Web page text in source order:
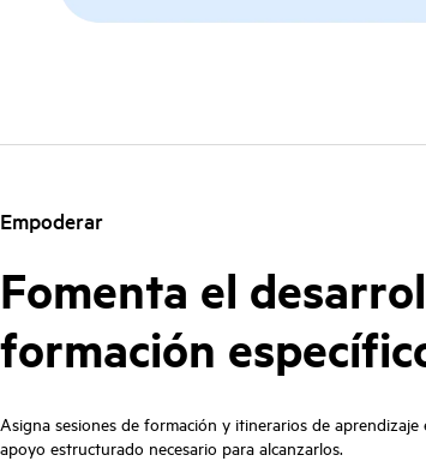
Empoderar
Fomenta el
formación
Asigna sesiones de formación y itinerarios de
apoyo estructurado necesario para alcanzarlos.